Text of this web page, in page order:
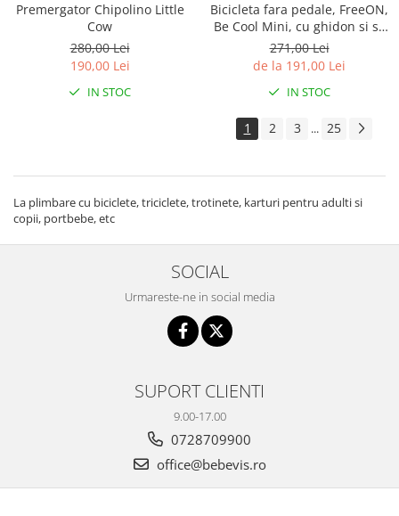
Premergator Chipolino Little
Cow
280,00 Lei
190,00 Lei
IN STOC
Bicicleta fara pedale, FreeON,
Be Cool Mini, cu ghidon si sa
reglabile, Roti din EVA, Pana
in 30 Kg, Roti 8 inch, 12 luni+,
Alb
271,00 Lei
de la 191,00 Lei
IN STOC
1 2 3 ... 25
La plimbare cu biciclete, triciclete, trotinete, karturi pentru adulti si
copii, portbebe, etc
SOCIAL
Urmareste-ne in social media
SUPORT CLIENTI
9.00-17.00
0728709900
office@bebevis.ro